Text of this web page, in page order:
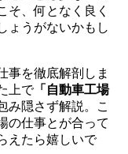
そ、何となく良く
ょうがないかもし
事を徹底解剖しま
上で「自動車工場
み隠さず解説。こ
の仕事とが合って
えたら嬉しいで